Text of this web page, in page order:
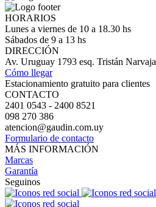
HORARIOS
Lunes a viernes de 10 a 18.30 hs
Sábados de 9 a 13 hs
DIRECCIÓN
Av. Uruguay 1793 esq. Tristán Narvaja
Cómo llegar
Estacionamiento gratuito para clientes
CONTACTO
2401 0543 - 2400 8521
098 270 386
atencion@gaudin.com.uy
Formulario de contacto
MÁS INFORMACIÓN
Marcas
Garantía
Seguinos